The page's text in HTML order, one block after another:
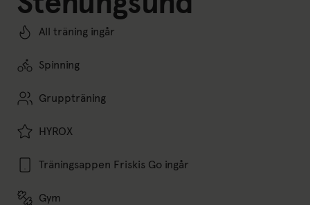
All träning ingår
Spinning
Gruppträning
HYROX
Träningsappen Friskis Go ingår
Gym